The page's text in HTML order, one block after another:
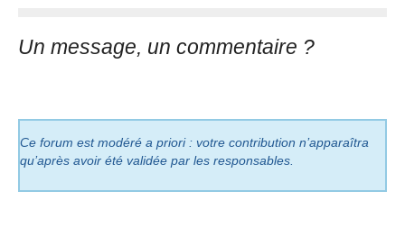
Un message, un commentaire ?
Ce forum est modéré a priori : votre contribution n’apparaîtra
qu’après avoir été validée par les responsables.